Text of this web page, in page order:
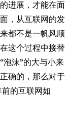
进展，才能在面
，从互联网的发
都不是一帆风顺
这个过程中接替
泡沫”的大与小来
确的，那么对于
的互联网如